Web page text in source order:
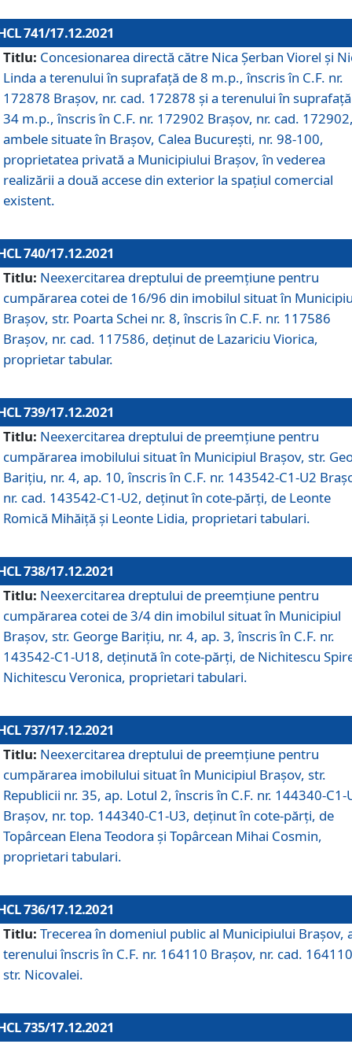
741/17.12.2021
Titlu: Concesionarea directă către Nica Șerban Viorel și
Linda a terenului în suprafață de 8 m.p., înscris în C.F. nr.
172878 Brașov, nr. cad. 172878 și a terenului în
34 m.p., înscris în C.F. nr. 172902 Brașov, nr. cad.
ambele situate în Brașov, Calea București, nr. 98-100,
proprietatea privată a Municipiului Brașov, în vederea
realizării a două accese din exterior la spațiul comercial
existent.
740/17.12.2021
Titlu: Neexercitarea dreptului de preemţiune pentru
cumpărarea cotei de 16/96 din imobilul situat în
Braşov, str. Poarta Schei nr. 8, înscris în C.F. nr. 117586
Brașov, nr. cad. 117586, deținut de Lazariciu Viorica,
proprietar tabular.
739/17.12.2021
Titlu: Neexercitarea dreptului de preemţiune pentru
cumpărarea imobilului situat în Municipiul Braşov, str.
Barițiu, nr. 4, ap. 10, înscris în C.F. nr. 143542-C1-U2
nr. cad. 143542-C1-U2, deținut în cote-părți, de Leonte
Romică Mihăiță și Leonte Lidia, proprietari tabulari.
738/17.12.2021
Titlu: Neexercitarea dreptului de preemţiune pentru
cumpărarea cotei de 3/4 din imobilul situat în Municipiul
Braşov, str. George Barițiu, nr. 4, ap. 3, înscris în C.F. nr.
143542-C1-U18, deținută în cote-părți, de Nichitescu
Nichitescu Veronica, proprietari tabulari.
737/17.12.2021
Titlu: Neexercitarea dreptului de preemţiune pentru
cumpărarea imobilului situat în Municipiul Braşov, str.
Republicii nr. 35, ap. Lotul 2, înscris în C.F. nr. 144340-C1-
Brașov, nr. top. 144340-C1-U3, deținut în cote-părți, de
Topârcean Elena Teodora și Topârcean Mihai Cosmin,
proprietari tabulari.
736/17.12.2021
Titlu: Trecerea în domeniul public al Municipiului Braşov,
terenului înscris în C.F. nr. 164110 Brașov, nr. cad.
str. Nicovalei.
735/17.12.2021